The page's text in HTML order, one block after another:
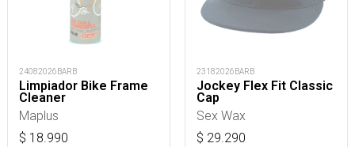
24082026BARB
Limpiador Bike Frame
Cleaner
Maplus
$ 18.990
23182026BARB
Jockey Flex Fit Classic
Cap
Sex Wax
$ 29.290